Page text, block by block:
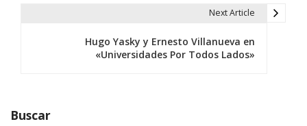
i
Next Article
Hugo Yasky y Ernesto Villanueva en
«Universidades Por Todos Lados»
Buscar